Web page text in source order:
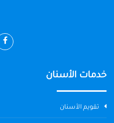
خدمات الأسنان
تقويم الأسنان